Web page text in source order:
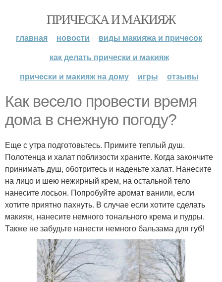
ПРИЧЕСКА И МАКИЯЖ
главная новости
виды макияжа и причесок
как делать прически и макияж
прически и макияж на дому
игры отзывы
Как весело провести время
дома в снежную погоду?
Еще с утра подготовьтесь. Примите теплый душ.
Полотенца и халат поблизости храните. Когда закончите
принимать душ, оботритесь и наденьте халат. Нанесите
на лицо и шею нежирный крем, на остальной тело
нанесите лосьон. Попробуйте аромат ванили, если
хотите приятно пахнуть. В случае если хотите сделать
макияж, нанесите немного тонального крема и пудры.
Также не забудьте нанести немного бальзама для губ!